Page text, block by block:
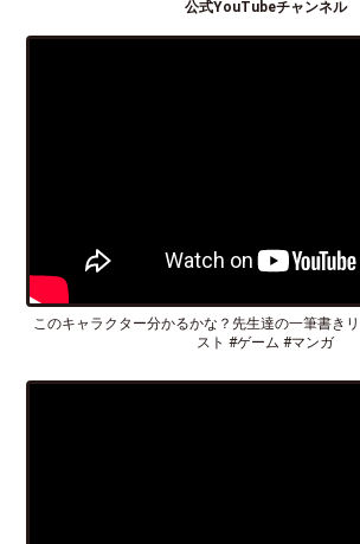
公式YouTubeチャンネル
このキャラクター分かるかな？先生達の一筆書き
スト #ゲーム #マンガ